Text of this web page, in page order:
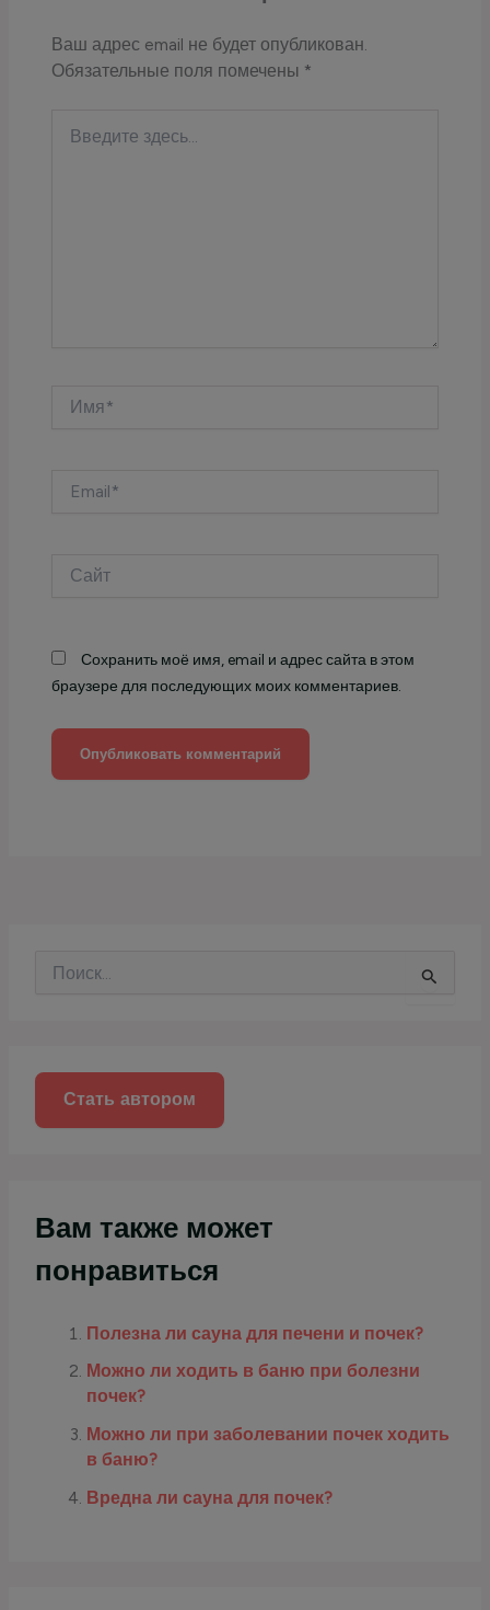
Ваш адрес email не будет опубликован.
Обязательные поля помечены *
здесь...
Сохранить моё имя, email и адрес сайта в этом
браузере для последующих моих комментариев.
Стать автором
Вам также может
понравиться
Полезна ли сауна для печени и почек?
Можно ли ходить в баню при болезни
почек?
Можно ли при заболевании почек ходить
в баню?
Вредна ли сауна для почек?